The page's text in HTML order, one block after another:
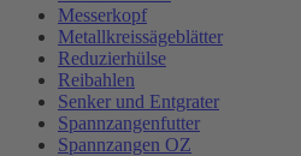
Messerkopf
Metallkreissägeblätter
Reduzierhülse
Reibahlen
Senker und Entgrater
Spannzangenfutter
Spannzangen OZ